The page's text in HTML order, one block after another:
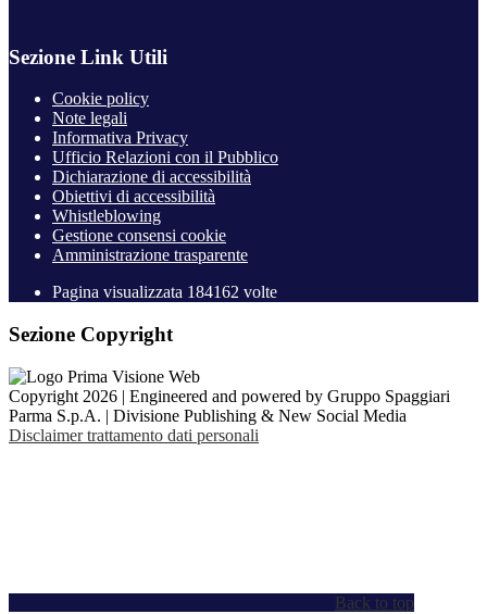
Sezione Link Utili
Cookie policy
Note legali
Informativa Privacy
Ufficio Relazioni con il Pubblico
Dichiarazione di accessibilità
Obiettivi di accessibilità
Whistleblowing
Gestione consensi cookie
Amministrazione trasparente
Pagina visualizzata 184162 volte
Sezione Copyright
Copyright 2026 | Engineered and powered by Gruppo Spaggiari
Parma S.p.A. | Divisione Publishing & New Social Media
Disclaimer trattamento dati personali
Back to top